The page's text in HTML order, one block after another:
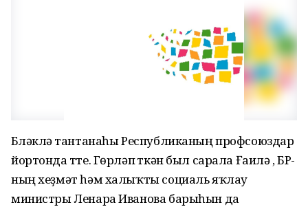
Бүләкләү тантанаһы Республиканың профсоюздар
йортонда үтте. Гөрләп үткән был сарала Ғаилә , БР-
ның хеҙмәт һәм халыҡты социаль яҡлау
министры Ленара Иванова барыһын да